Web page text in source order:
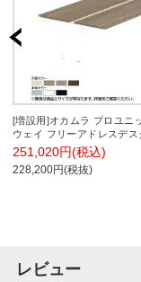
[増設用]オカムラ プロユニ
ウェイ フリーアドレスデス
両面ジョイント パネル脚 配
閉式 プライズウッド 幅
1400×高さ720mm
251,020円(税込)
228,200円(税抜)
レビュー